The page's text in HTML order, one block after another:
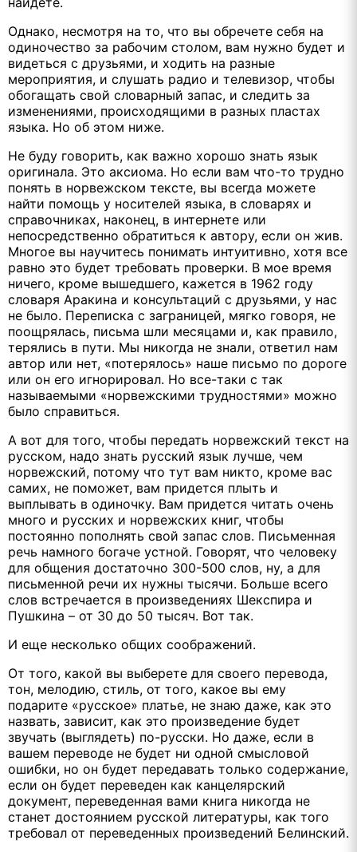
Однако, несмотря на то, что вы обречете себя на
одиночество за рабочим столом, вам нужно будет и
видеться с друзьями, и ходить на разные
мероприятия, и слушать радио и телевизор, чтобы
обогащать свой словарный запас, и следить за
изменениями, происходящими в разных пластах
языка. Но об этом ниже.
Не буду говорить, как важно хорошо знать язык
оригинала. Это аксиома. Но если вам что-то трудно
понять в норвежском тексте, вы всегда можете
найти помощь у носителей языка, в словарях и
справочниках, наконец, в интернете или
непосредственно обратиться к автору, если он жив.
Многое вы научитесь понимать интуитивно, хотя все
равно это будет требовать проверки. В мое время
ничего, кроме вышедшего, кажется в 1962 году
словаря Аракина и консультаций с друзьями, у нас
не было. Переписка с заграницей, мягко говоря, не
поощрялась, письма шли месяцами и, как правило,
терялись в пути. Мы никогда не знали, ответил нам
автор или нет, «потерялось» наше письмо по дороге
или он его игнорировал. Но все-таки с так
называемыми «норвежскими трудностями» можно
было справиться.
А вот для того, чтобы передать норвежский текст на
русском, надо знать русский язык лучше, чем
норвежский, потому что тут вам никто, кроме вас
самих, не поможет, вам придется плыть и
выплывать в одиночку. Вам придется читать очень
много и русских и норвежских книг, чтобы
постоянно пополнять свой запас слов. Письменная
речь намного богаче устной. Говорят, что человеку
для общения достаточно 300-500 слов, ну, а для
письменной речи их нужны тысячи. Больше всего
слов встречается в произведениях Шекспира и
Пушкина – от 30 до 50 тысяч. Вот так.
И еще несколько общих соображений.
От того, какой вы выберете для своего перевода,
тон, мелодию, стиль, от того, какое вы ему
подарите «русское» платье, не знаю даже, как это
назвать, зависит, как это произведение будет
звучать (выглядеть) по-русски. Но даже, если в
вашем переводе не будет ни одной смысловой
ошибки, но он будет передавать только содержание,
если он будет переведен как канцелярский
документ, переведенная вами книга никогда не
станет достоянием русской литературы, как того
требовал от переведенных произведений Белинский.